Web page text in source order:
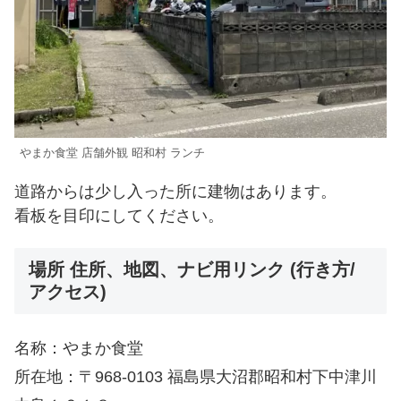
やまか食堂 店舗外観 昭和村 ランチ
道路からは少し入った所に建物はあります。
看板を目印にしてください。
場所 住所、地図、ナビ用リンク (行き方/
アクセス)
名称：やまか食堂
所在地：〒968-0103 福島県大沼郡昭和村下中津川